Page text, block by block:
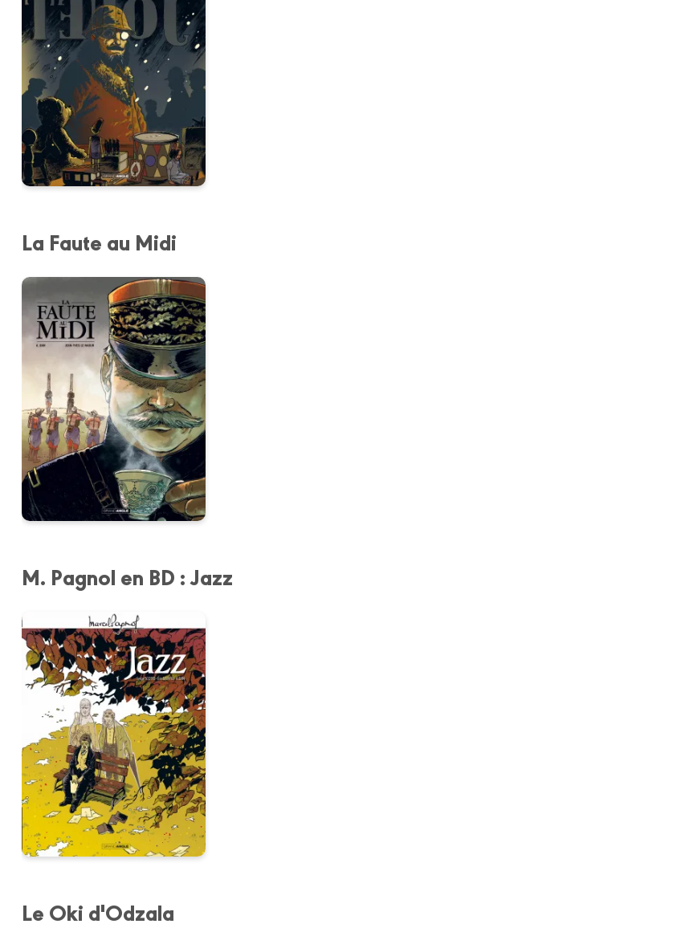
La Faute au Midi
M. Pagnol en BD : Jazz
Le Oki d'Odzala